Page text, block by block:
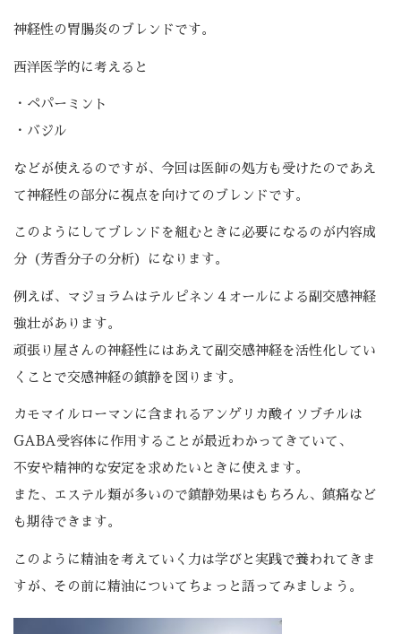
神経性の胃腸炎のブレンドです。
西洋医学的に考えると
・ペパーミント
・バジル
などが使えるのですが、今回は医師の処方も受けたのであえ
て神経性の部分に視点を向けてのブレンドです。
このようにしてブレンドを組むときに必要になるのが内容成
分（芳香分子の分析）になります。
例えば、マジョラムはテルピネン４オールによる副交感神経
強壮があります。
頑張り屋さんの神経性にはあえて副交感神経を活性化してい
くことで交感神経の鎮静を図ります。
カモマイルローマンに含まれるアンゲリカ酸イソブチルは
GABA受容体に作用することが最近わかってきていて、
不安や精神的な安定を求めたいときに使えます。
また、エステル類が多いので鎮静効果はもちろん、鎮痛など
も期待できます。
このように精油を考えていく力は学びと実践で養われてきま
すが、その前に精油についてちょっと語ってみましょう。